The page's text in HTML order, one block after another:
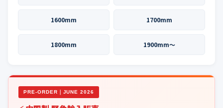
1600mm 1700mm
1800mm 1900mm〜
PRE-ORDER｜JUNE 2026